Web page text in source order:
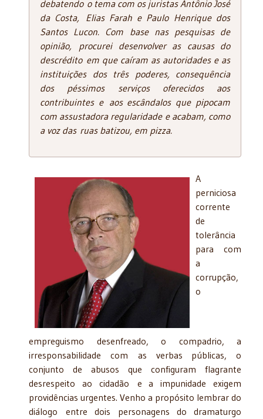
debatendo o tema com os juristas Antônio José
da Costa, Elias Farah e Paulo Henrique dos
Santos Lucon. Com base nas pesquisas de
opinião, procurei desenvolver as causas do
descrédito em que caíram as autoridades e as
instituições dos três poderes, consequência
dos péssimos serviços oferecidos aos
contribuintes e aos escândalos que pipocam
com assustadora regularidade e acabam, como
a voz das ruas batizou, em pizza.
A
perniciosa
corrente
de
tolerância
para com
a
corrupção,
o
empreguismo desenfreado, o compadrio, a
irresponsabilidade com as verbas públicas, o
conjunto de abusos que configuram flagrante
desrespeito ao cidadão e a impunidade exigem
providências urgentes. Venho a propósito lembrar do
diálogo entre dois personagens do dramaturgo